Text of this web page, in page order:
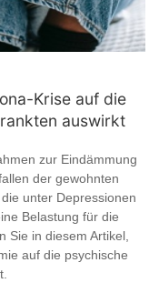
Krise auf die
auswirkt
zur Eindämmung
der gewohnten
unter Depressionen
Belastung für die
Sie in diesem Artikel,
auf die psychische